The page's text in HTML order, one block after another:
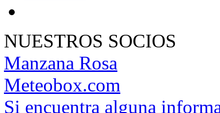
NUESTROS SOCIOS
Manzana Rosa
Meteobox.com
Si encuentra alguna